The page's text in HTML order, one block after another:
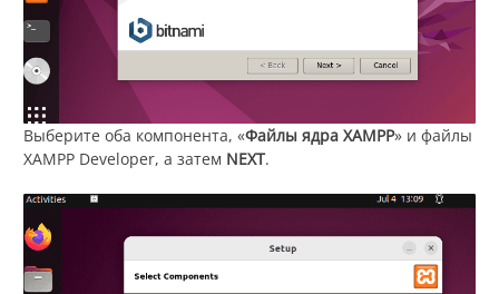
Выберите оба компонента, «Файлы ядра XAMPP» и файлы
XAMPP Developer, а затем NEXT.